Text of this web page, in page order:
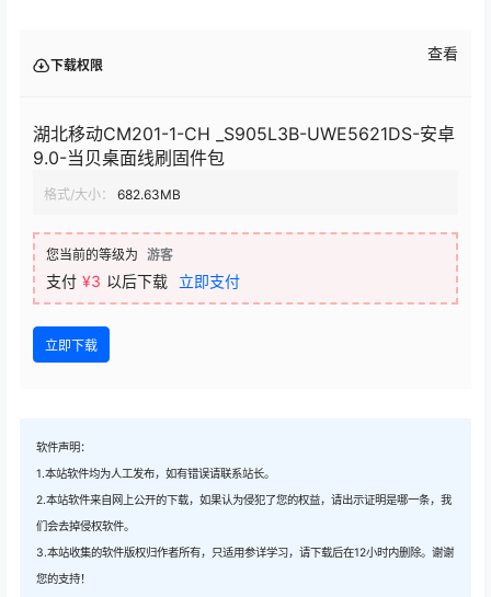
下载权限
查看
湖北移动CM201-1-CH _S905L3B-UWE5621DS-安卓
9.0-当贝桌面线刷固件包
格式/大小： 682.63MB
您当前的等级为 游客
支付 ¥3 以后下载 立即支付
立即下载
软件声明：
1.本站软件均为人工发布，如有错误请联系站长。
2.本站软件来自网上公开的下载，如果认为侵犯了您的权益，请出示证明是哪一条，我
们会去掉侵权软件。
3.本站收集的软件版权归作者所有，只适用参详学习，请下载后在12小时内删除。谢谢
您的支持！